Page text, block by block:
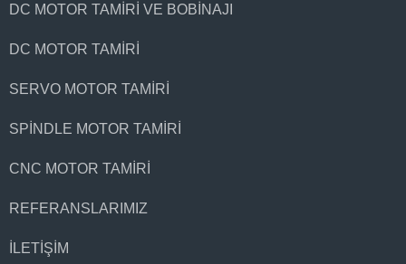
DC MOTOR TAMIRI VE BOBINAJI
DC MOTOR TAMIRI
SERVO MOTOR TAMIRI
SPINDLE MOTOR TAMIRI
CNC MOTOR TAMIRI
REFERANSLARIMIZ
İLETIŞIM